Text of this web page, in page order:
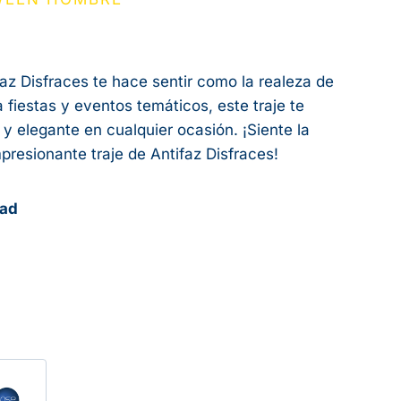
Disfraces te hace sentir como la realeza de
fiestas y eventos temáticos, este traje te
elegante en cualquier ocasión. ¡Siente la
traje de Antifaz Disfraces!